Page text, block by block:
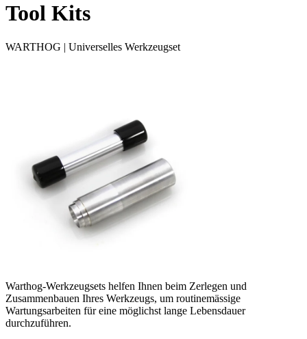
Tool Kits
WARTHOG | Universelles Werkzeugset
Warthog-Werkzeugsets helfen Ihnen beim Zerlegen und
Zusammenbauen Ihres Werkzeugs, um routinemässige
Wartungsarbeiten für eine möglichst lange Lebensdauer
durchzuführen.